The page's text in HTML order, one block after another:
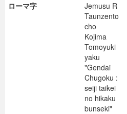
ローマ字
Jemusu R
Taunzento
cho
Kojima
Tomoyuki
yaku
"Gendai
Chugoku :
seiji taikei
no hikaku
bunseki"